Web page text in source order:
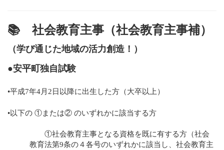
📚 社会教育主事（社会教育主事補）
（学び通じた地域の活力創造！）
●安平町独自試験
•平成7年4月2日以降に出生した方（大卒以上）
•以下の ①または② のいずれかに該当する方
①社会教育主事となる資格を既に有する方（社会
教育法第9条の４各号のいずれかに該当し、社会教育主